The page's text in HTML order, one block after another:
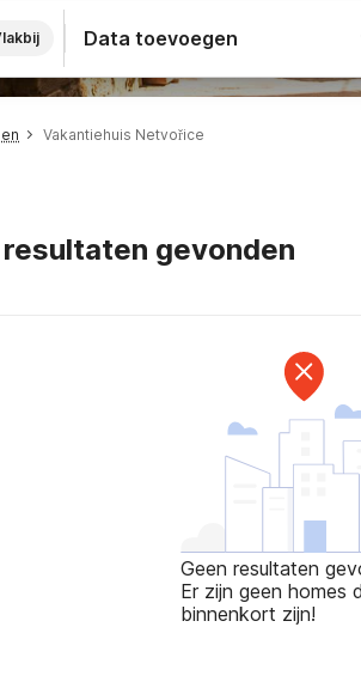
Data toevoegen
Vakantiehuis Netvořice
resultaten gevonden
Geen resultaten
Er zijn geen homes
binnenkort zijn!